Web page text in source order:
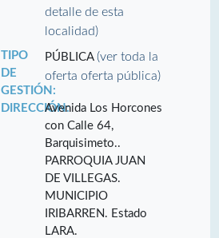
detalle de esta
localidad)
TIPO
DE
GESTIÓN:
PÚBLICA(ver toda la
oferta oferta pública)
DIRECCIÓN:Avenida Los Horcones
con Calle 64,
Barquisimeto..
PARROQUIA JUAN
DE VILLEGAS.
MUNICIPIO
IRIBARREN. Estado
LARA.